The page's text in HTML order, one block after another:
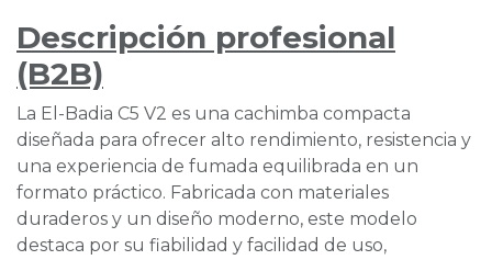
Descripción profesional
(B2B)
La El-Badia C5 V2 es una cachimba compacta
diseñada para ofrecer alto rendimiento, resistencia y
una experiencia de fumada equilibrada en un
formato práctico. Fabricada con materiales
duraderos y un diseño moderno, este modelo
destaca por su fiabilidad y facilidad de uso,